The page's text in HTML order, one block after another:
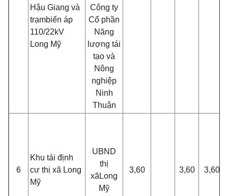
Hậu Giang và
trạmbiến áp
110/22kV
Long Mỹ
Công ty
Cổ phần
Năng
lượng tái
tạo và
Nông
nghiệp
Ninh
Thuận
6
Khu tái định
cư thị xã Long
Mỹ
UBND
thị
xã Long
Mỹ
3,60 3,60 3,60